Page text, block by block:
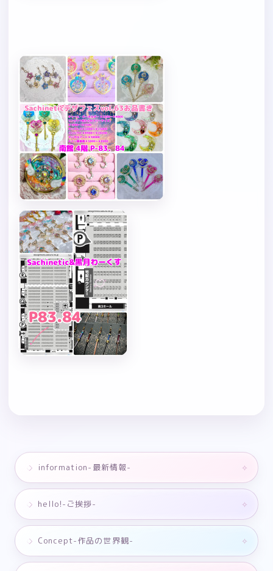
information-最新情報-
hello!-ご挨拶-
Concept-作品の世界観-